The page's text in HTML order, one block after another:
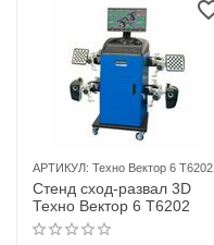
АРТИКУЛ: Техно Вектор 6 T6202
Стенд сход-развал 3D
Техно Вектор 6 T6202